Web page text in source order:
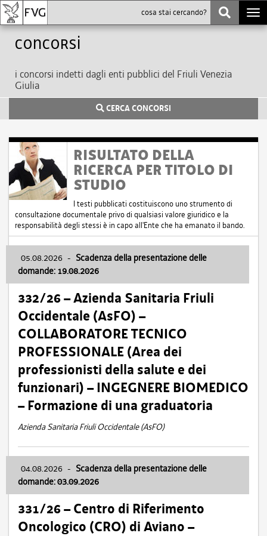
Concorsi
i concorsi indetti dagli enti pubblici del Friuli Venezia
Giulia
CERCA CONCORSI
RISULTATO DELLA
RICERCA PER TITOLO DI
STUDIO
I testi pubblicati costituiscono uno strumento di
consultazione documentale privo di qualsiasi valore giuridico e la
responsabilità degli stessi è in capo all'Ente che ha emanato il bando.
05.08.2026 - Scadenza della presentazione delle
domande: 19.08.2026
332/26 – Azienda Sanitaria Friuli
Occidentale (AsFO) –
COLLABORATORE TECNICO
PROFESSIONALE (Area dei
professionisti della salute e dei
funzionari) – INGEGNERE BIOMEDICO
– Formazione di una graduatoria
Azienda Sanitaria Friuli Occidentale (AsFO)
04.08.2026 - Scadenza della presentazione delle
domande: 03.09.2026
331/26 – Centro di Riferimento
Oncologico (CRO) di Aviano –